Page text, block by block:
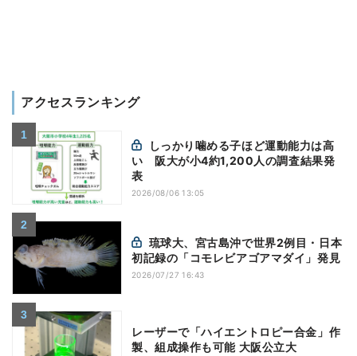
アクセスランキング
い 阪大が小4約1,200人の調査結果発
表
2026/08/06 13:05
初記録の「コモレビアゴアマダイ」発見
2026/07/27 16:43
レーザーで「ハイエントロピー合金」作
製、組成操作も可能 大阪公立大